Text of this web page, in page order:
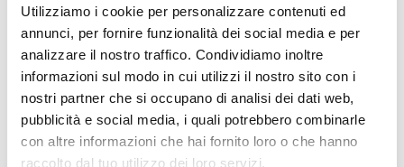
Utilizziamo i cookie per personalizzare contenuti ed
annunci, per fornire funzionalità dei social media e per
analizzare il nostro traffico. Condividiamo inoltre
informazioni sul modo in cui utilizzi il nostro sito con i
nostri partner che si occupano di analisi dei dati web,
pubblicità e social media, i quali potrebbero combinarle
con altre informazioni che hai fornito loro o che hanno
raccolto dal tuo utilizzo dei loro servizi.
Parka da donna imbottito con cappuccio James &
Nicholson è il capospalla ideale per affrontare ogni
giornata con...
prezzo da € 68,24
CALCOLA PREVENTIVO